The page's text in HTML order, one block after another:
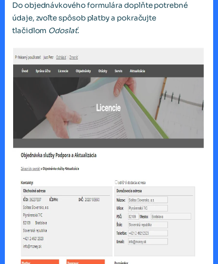
Do objednávkového formulára doplňte potrebné
údaje, zvoľte spôsob platby a pokračujte
tlačidlom Odoslať.